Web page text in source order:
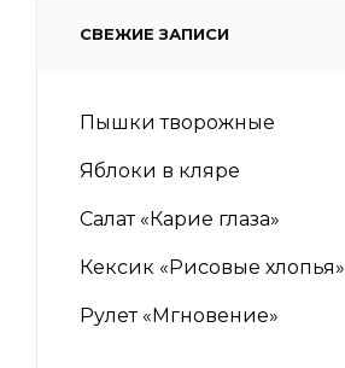
СВЕЖИЕ ЗАПИСИ
Пышки творожные
Яблоки в кляре
Салат «Карие глаза»
Кексик «Рисовые хлопья»
Рулет «Мгновение»